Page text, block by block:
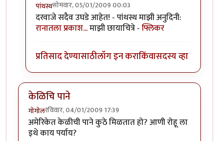
पांथस्थसोमवार, 05/01/2009 00:03
In reply toलै भारी!byऋषिकेश
दरवाजे सदैव उघडे आहेत! - पांथस्थ माझी अनुदिनी:
रानातला प्रकाश...माझी छायाचित्रे -फ्लिकर
प्रतिसाद देण्यासाठीलॉग इन कराकिंवासदस्य व्हा
केळिचि पाने
गोगोलरविवार, 04/01/2009 17:39
अमेरिकेत केळीची पाने कुठे मिळतात हो? आणी रोहू ला
इथे काय पर्याय?